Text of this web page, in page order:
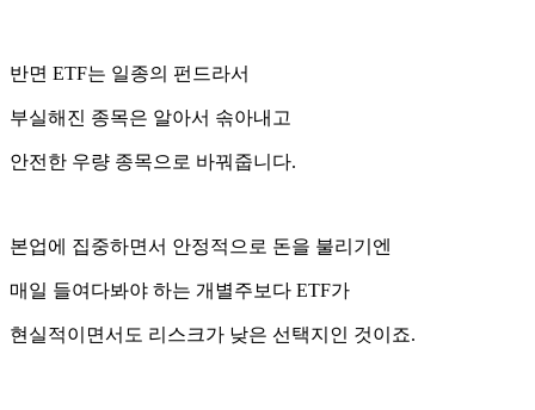
반면 ETF는 일종의 펀드라서
부실해진 종목은 알아서 솎아내고
안전한 우량 종목으로 바꿔줍니다.
본업에 집중하면서 안정적으로 돈을 불리기엔
매일 들여다봐야 하는 개별주보다 ETF가
현실적이면서도 리스크가 낮은 선택지인 것이죠.